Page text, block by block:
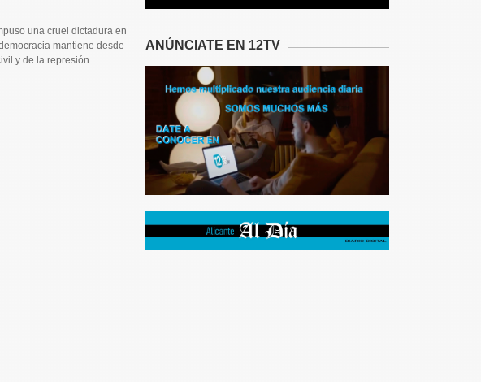
una cruel dictadura en
mantiene desde
y de la represión
ANÚNCIATE EN 12TV